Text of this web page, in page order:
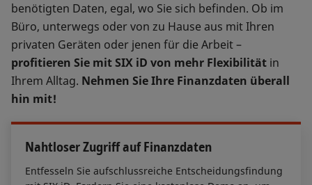
benötigten Daten, egal, wo Sie sich befinden. Ob im
Büro, unterwegs oder von zu Hause aus mit Ihren
privaten Geräten oder jenen für die Arbeit –
profitieren Sie mit SIX iD von mehr Flexibilität in
Ihrem Alltag. Nehmen Sie Ihre Finanzdaten überall
hin mit!
Nahtloser Zugriff auf Finanzdaten
Entfesseln Sie aufschlussreiche Entscheidungsfindung